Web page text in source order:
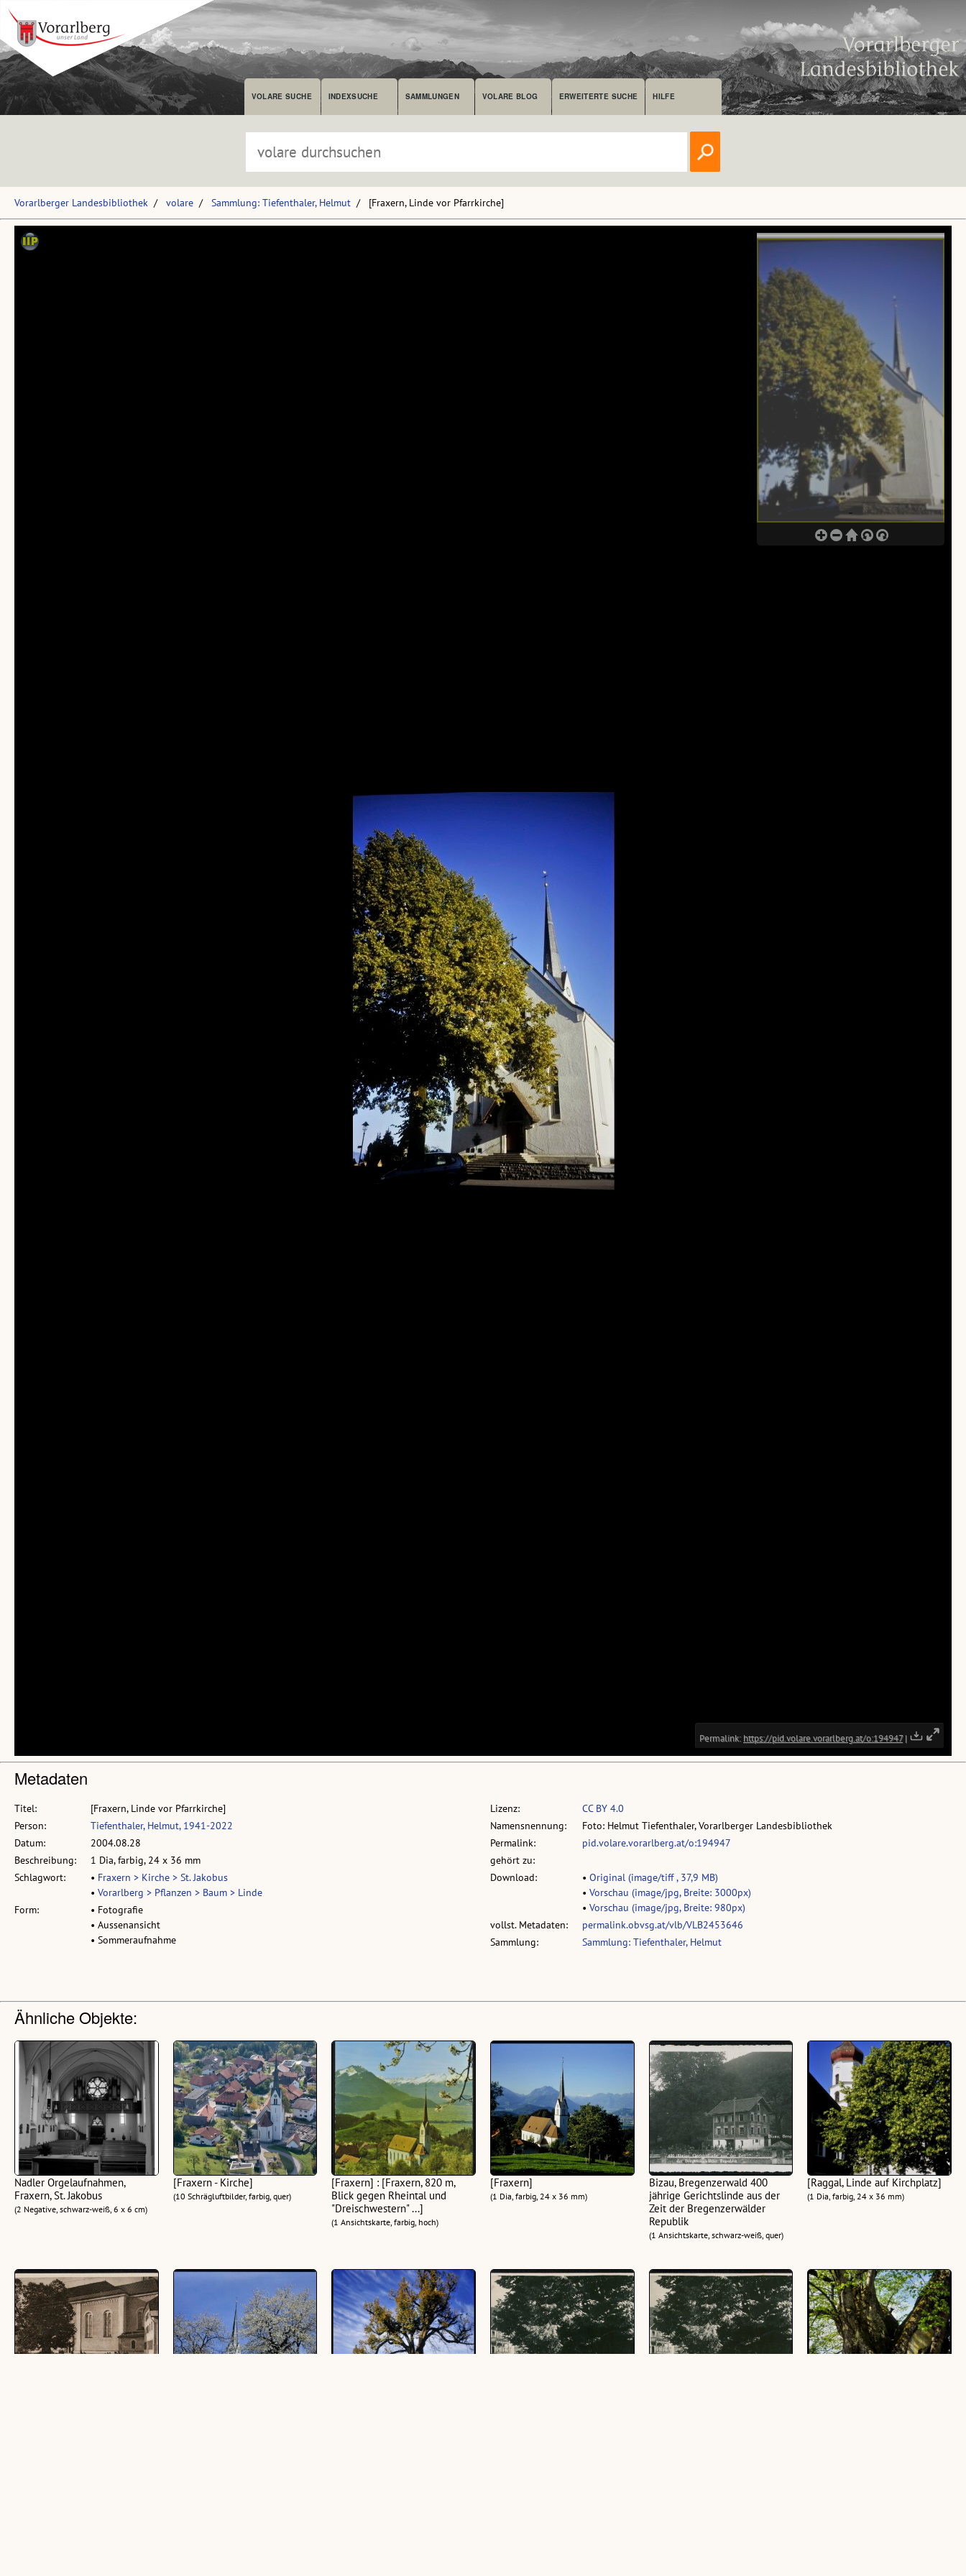
VOLARE SUCHE INDEXSUCHE SAMMLUNGEN VOLARE BLOG ERWEITERTE SUCHE HILFE
Vorarlberger Landesbibliothek volare Sammlung: Tiefenthaler, Helmut [Fraxern, Linde vor Pfarrkirche]
Metadaten
Titel:
[Fraxern, Linde vor Pfarrkirche]
Person:
Tiefenthaler, Helmut, 1941-2022
Datum:
2004.08.28
Beschreibung:
1 Dia, farbig, 24 x 36 mm
Schlagwort:
• Fraxern > Kirche > St. Jakobus
• Vorarlberg > Pflanzen > Baum > Linde
Form:
• Fotografie
• Aussenansicht
• Sommeraufnahme
Lizenz:
CC BY 4.0
Namensnennung:
Foto: Helmut Tiefenthaler, Vorarlberger Landesbibliothek
Permalink:
pid.volare.vorarlberg.at/o:194947
gehört zu:
Download:
• Original (image/tiff , 37,9 MB)
• Vorschau (image/jpg, Breite: 3000px)
• Vorschau (image/jpg, Breite: 980px)
vollst. Metadaten:
permalink.obvsg.at/vlb/VLB2453646
Sammlung:
Sammlung: Tiefenthaler, Helmut
Ähnliche Objekte:
Nadler Orgelaufnahmen,
Fraxern, St. Jakobus
(2 Negative, schwarz-weiß, 6 x 6 cm)
[Fraxern - Kirche]
(10 Schrägluftbilder, farbig, quer)
[Fraxern] : [Fraxern, 820 m,
Blick gegen Rheintal und
"Dreischwestern" ...]
(1 Ansichtskarte, farbig, hoch)
[Fraxern]
(1 Dia, farbig, 24 x 36 mm)
Bizau, Bregenzerwald 400
jährige Gerichtslinde aus der
Zeit der Bregenzerwälder
Republik
(1 Ansichtskarte, schwarz-weiß, quer)
[Raggal, Linde auf Kirchplatz]
(1 Dia, farbig, 24 x 36 mm)